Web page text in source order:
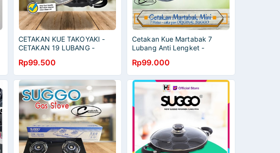
CETAKAN KUE TAKOYAKI -
CETAKAN 19 LUBANG -
CETAKAN 19 SUGGO -
CETAKAN 19 LUBANG
TAKOYAKI ANTI LENGKET
Rp99.500
Cetakan Kue Martabak 7
Lubang Anti Lengket -
lubang - Cetakan kue 7
lubang suggo
Rp99.000